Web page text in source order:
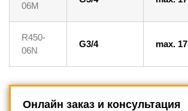
06M
R450-
06N
G3/4 max. 17
Онлайн заказ и консультация